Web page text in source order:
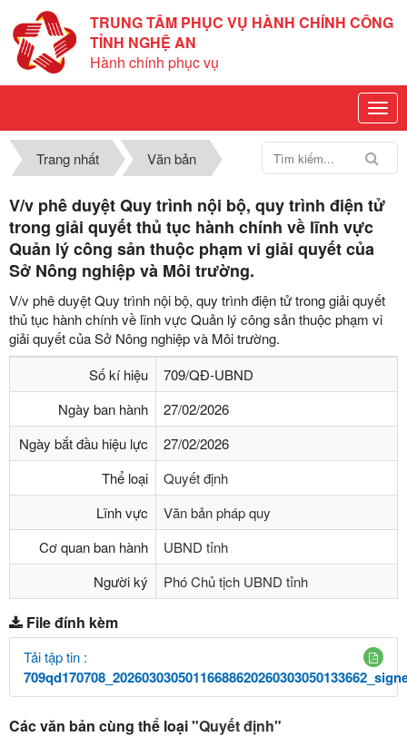
TRUNG TÂM PHỤC VỤ HÀNH CHÍNH CÔNG
TỈNH NGHỆ AN
Hành chính phục vụ
Trang nhất Văn bản
V/v phê duyệt Quy trình nội bộ, quy trình điện tử
trong giải quyết thủ tục hành chính về lĩnh vực
Quản lý công sản thuộc phạm vi giải quyết của
Sở Nông nghiệp và Môi trường.
V/v phê duyệt Quy trình nội bộ, quy trình điện tử trong giải quyết
thủ tục hành chính về lĩnh vực Quản lý công sản thuộc phạm vi
giải quyết của Sở Nông nghiệp và Môi trường.
Số kí hiệu
709/QĐ-UBND
Ngày ban hành
27/02/2026
Ngày bắt đầu hiệu lực
27/02/2026
Thể loại
Quyết định
Lĩnh vực
Văn bản pháp quy
Cơ quan ban hành
UBND tỉnh
Người ký
Phó Chủ tịch UBND tỉnh
File đính kèm
Tải tập tin :
Các văn bản cùng thể loại"Quyết định"